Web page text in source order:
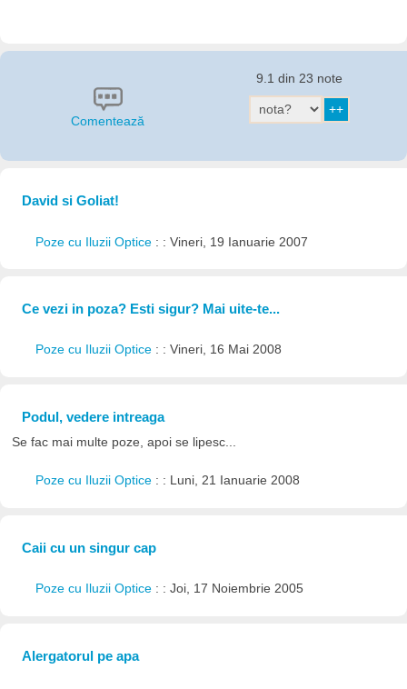
Comentează
9.1 din 23 note
David si Goliat!
Poze cu Iluzii Optice : : Vineri, 19 Ianuarie 2007
Ce vezi in poza? Esti sigur? Mai uite-te...
Poze cu Iluzii Optice : : Vineri, 16 Mai 2008
Podul, vedere intreaga
Se fac mai multe poze, apoi se lipesc...
Poze cu Iluzii Optice : : Luni, 21 Ianuarie 2008
Caii cu un singur cap
Poze cu Iluzii Optice : : Joi, 17 Noiembrie 2005
Alergatorul pe apa